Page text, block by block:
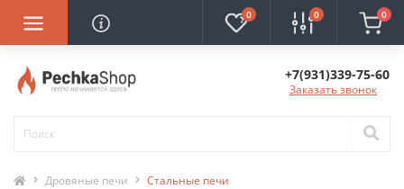
0 0 0
+7(931)339-75-60
Заказать звонок
Дровяные печи Стальные печи